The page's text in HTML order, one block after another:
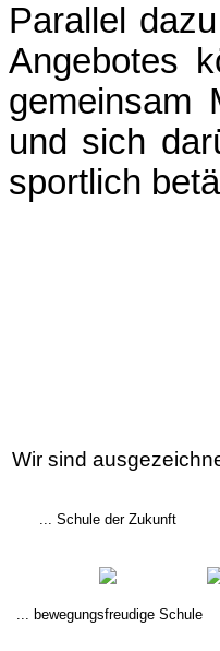
Parallel
Angebotes
gemeinsam
und sich
sportlich
Wir sind
... Schule der Zukunft
... bewegungsfreudige Schule